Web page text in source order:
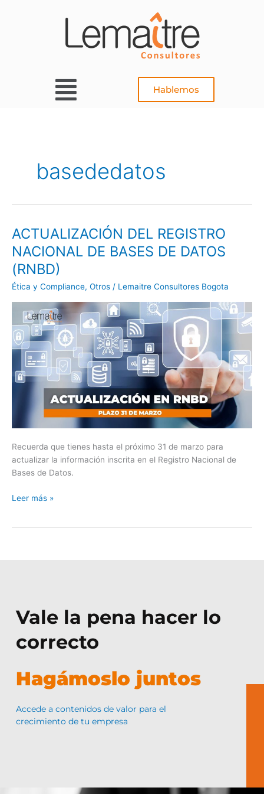
Main
Menu
Hablemos
basededatos
ACTUALIZACIÓN DEL REGISTRO
NACIONAL DE BASES DE DATOS
(RNBD)
Ética y Compliance, Otros / Lemaitre Consultores Bogota
Recuerda que tienes hasta el próximo 31 de marzo para
actualizar la información inscrita en el Registro Nacional de
Bases de Datos.
ACTUALIZACIÓN
DEL
REGISTRO
NACIONAL
DE
DATOS
(RNBD)
Leer más »
Vale la pena hacer lo
correcto
Hagámoslo juntos
Accede a contenidos de valor para el
crecimiento de tu empresa